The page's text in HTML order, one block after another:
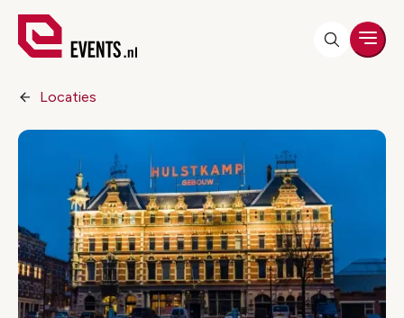
Locaties